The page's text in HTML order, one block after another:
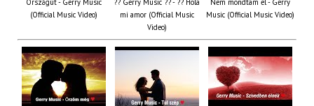
Országút - Gerry Music
(Official Music Video)
?? Gerry Music ?? - ?? Hola
mi amor (Official Music
Video)
Nem mondtam el - Gerry
Music (Official Music Video)